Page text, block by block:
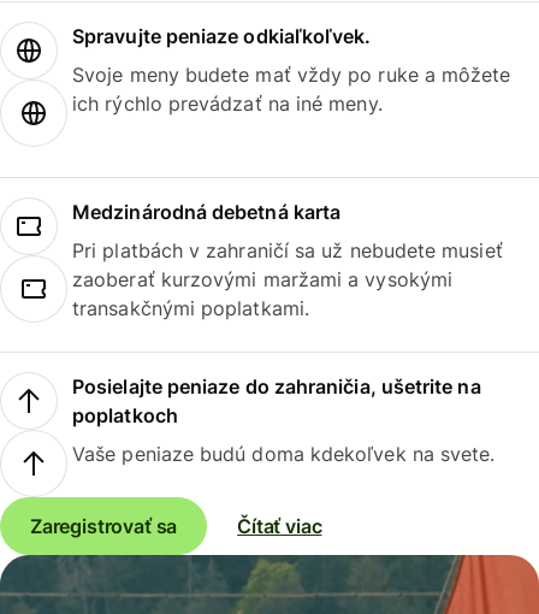
Spravujte peniaze odkiaľkoľvek.
Svoje meny budete mať vždy po ruke a môžete
ich rýchlo prevádzať na iné meny.
Medzinárodná debetná karta
Pri platbách v zahraničí sa už nebudete musieť
zaoberať kurzovými maržami a vysokými
transakčnými poplatkami.
Posielajte peniaze do zahraničia, ušetrite na
poplatkoch
Vaše peniaze budú doma kdekoľvek na svete.
Zaregistrovať sa Čítať viac